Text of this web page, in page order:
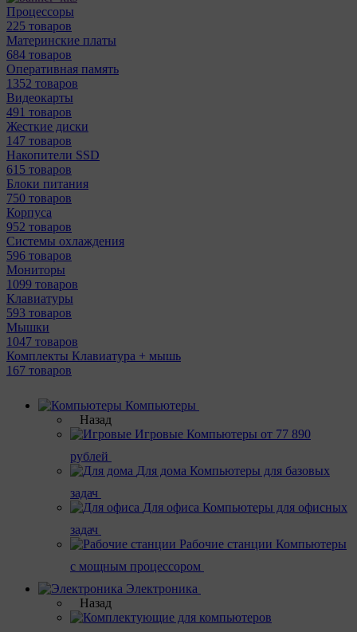
Процессоры
225 товаров
Материнcкие платы
684 товаров
Оперативная память
1352 товаров
Видеокарты
491 товаров
Жесткие диски
147 товаров
Накопители SSD
615 товаров
Блоки питания
750 товаров
Корпуса
952 товаров
Системы охлаждения
596 товаров
Мониторы
1099 товаров
Клавиатуры
593 товаров
Мышки
1047 товаров
Комплекты Клавиатура + мышь
167 товаров
Компьютеры
Назад
Игровые Компьютеры от 77 890
рублей
Для дома Компьютеры для базовых
задач
Для офиса Компьютеры для офисных
задач
Рабочие станции Компьютеры
с мощным процессором
Электроника
Назад